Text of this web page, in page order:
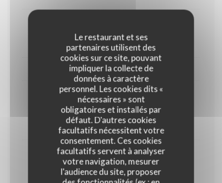
Le restaurant et ses
partenaires utilisent des
cookies sur ce site, pouvant
impliquer la collecte de
données à caractère
personnel. Les cookies dits «
nécessaires » sont
obligatoires et installés par
défaut. D'autres cookies
facultatifs nécessitent votre
consentement. Ces cookies
facultatifs servent à analyser
votre navigation, mesurer
l'audience du site, proposer
20,00 EUR
EN SAISON, DE FIN OCTOBRE À DÉBUT AVRIL
Chicons gratin
Endives, jambon, purée, fromage
23,00 EUR
Bruxiflette
Pomme de terre, chicons, lardons, fromage